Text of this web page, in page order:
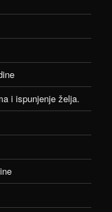
i ispunjenje želja.